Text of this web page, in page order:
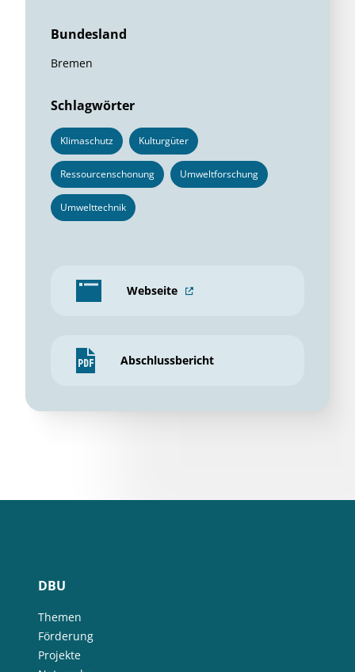
Bundesland
Bremen
Schlagwörter
Klimaschutz Kulturgüter
Ressourcenschonung Umweltforschung
Umwelttechnik
Webseite
Abschlussbericht
DBU
Themen
Förderung
Projekte